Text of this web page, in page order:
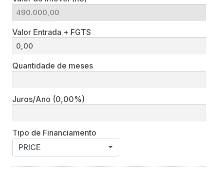
Valor Entrada + FGTS
Quantidade de meses
Juros/Ano (0,00%)
Tipo de Financiamento
PRICE